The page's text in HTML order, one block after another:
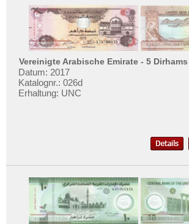
Vereinigte Arabische Emirate - 5 Dirhams
Datum: 2017
Katalognr.: 026d
Erhaltung: UNC